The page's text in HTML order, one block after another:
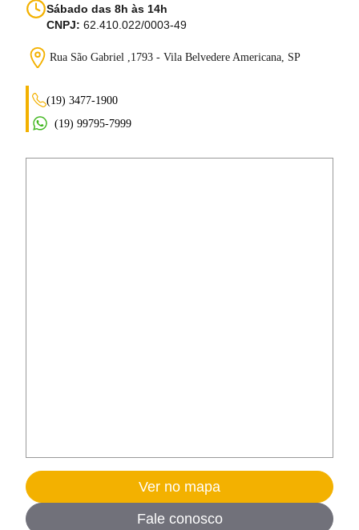
Sábado das 8h às 14h
CNPJ: 62.410.022/0003-49
Rua São Gabriel ,1793 - Vila Belvedere Americana, SP
(19) 3477-1900
(19) 99795-7999
Ver no mapa
Fale conosco